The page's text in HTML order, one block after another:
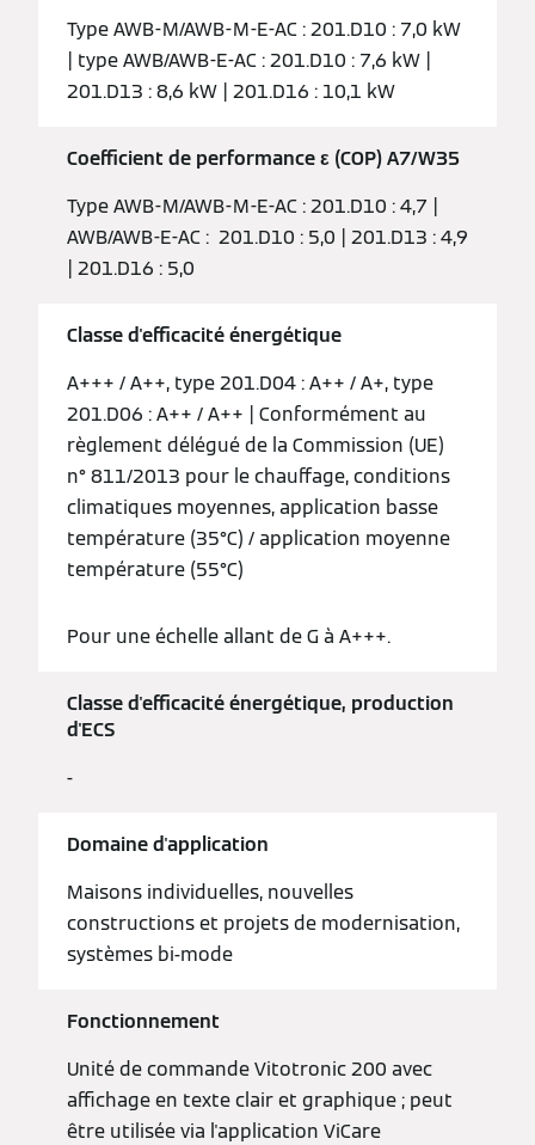
Type AWB-M/AWB-M-E-AC : 201.D10 : 7,0 kW
| type AWB/AWB-E-AC : 201.D10 : 7,6 kW |
201.D13 : 8,6 kW | 201.D16 : 10,1 kW
Coefficient de performance ε (COP) A7/W35
Type AWB-M/AWB-M-E-AC : 201.D10 : 4,7 |
AWB/AWB-E-AC : 201.D10 : 5,0 | 201.D13 : 4,9
| 201.D16 : 5,0
Classe d'efficacité énergétique
A+++ / A++, type 201.D04 : A++ / A+, type
201.D06 : A++ / A++ | Conformément au
règlement délégué de la Commission (UE)
n° 811/2013 pour le chauffage, conditions
climatiques moyennes, application basse
température (35°C) / application moyenne
température (55°C)
Pour une échelle allant de G à A+++.
Classe d'efficacité énergétique, production
d'ECS
-
Domaine d'application
Maisons individuelles, nouvelles
constructions et projets de modernisation,
systèmes bi-mode
Fonctionnement
Unité de commande Vitotronic 200 avec
affichage en texte clair et graphique ; peut
être utilisée via l'application ViCare